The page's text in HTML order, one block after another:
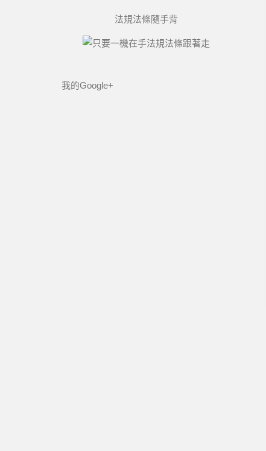
法規法條隨手背
我的Google+